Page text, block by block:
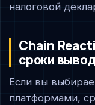
налоговой
Chain
сроки
Если вы
платформами,